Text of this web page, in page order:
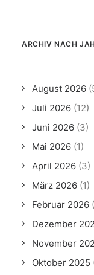
ARCHIV NACH
August 2026
Juli 2026 (12)
Juni 2026 (3)
Mai 2026 (1)
April 2026 (3)
März 2026 (1)
Februar 2026
Dezember
November
Oktober 2025